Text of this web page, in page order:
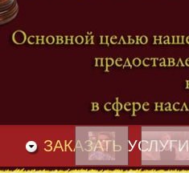
Адвокат наследственные дела
и Вакансии
ЗАКАЗАТЬ УСЛУГИ